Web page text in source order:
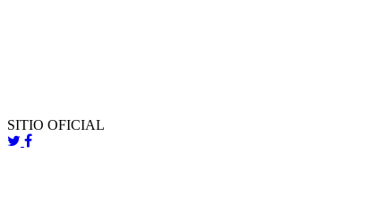
SITIO OFICIAL